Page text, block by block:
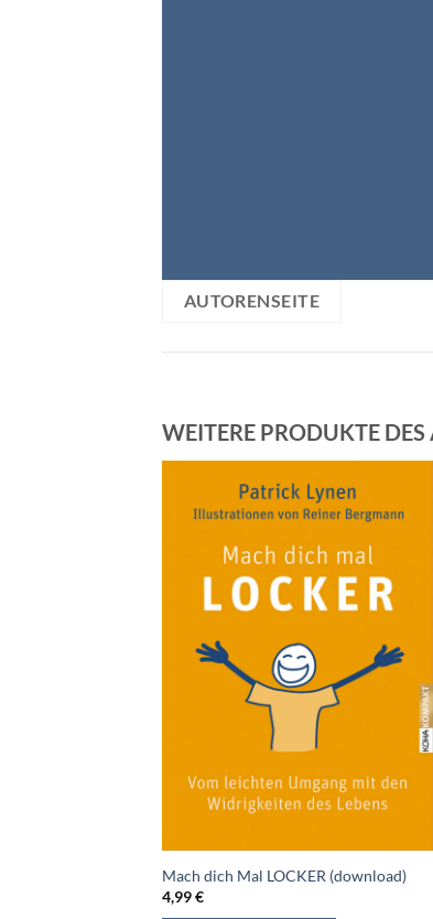
AUTORENSEITE
WEITERE PRODUKTE DES
Mach dich Mal LOCKER (download)
4,99€